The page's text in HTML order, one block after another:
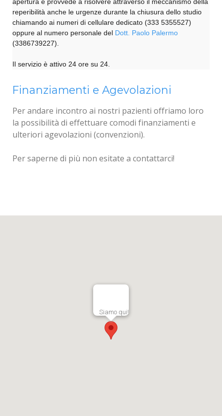
reperibilità anche le urgenze durante la chiusura dello studio
chiamando ai numeri di cellulare dedicato (333 5355527)
oppure al numero personale del Dott. Paolo Palermo
(3386739227).
Il servizio è attivo 24 ore su 24.
Finanziamenti e Agevolazioni
Per andare incontro ai nostri pazienti offriamo loro
la possibilità di effettuare comodi finanziamenti e
ulteriori agevolazioni (convenzioni).
Per saperne di più non esitate a contattarci!
Siamo qui!